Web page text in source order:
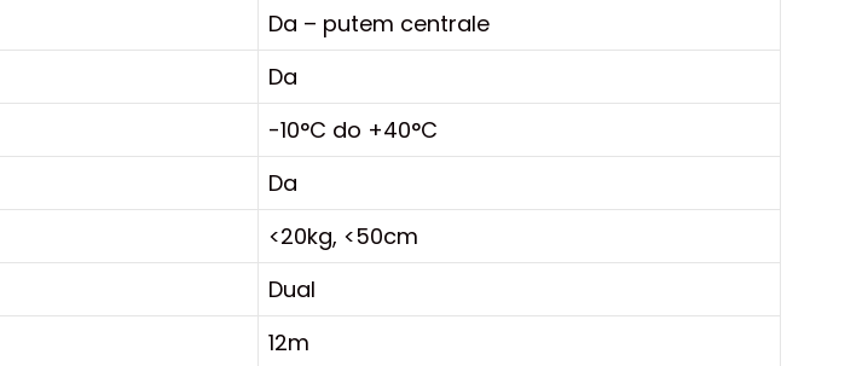
Da – putem centrale
Da
-10°C do +40°C
Da
<20kg, <50cm
Dual
12m